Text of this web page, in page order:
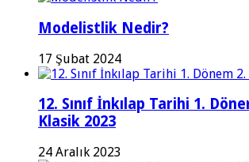
Modelistlik Nedir?
17 Şubat 2024
12. Sınıf İnkılap Tarihi 1.
Klasik 2023
24 Aralık 2023